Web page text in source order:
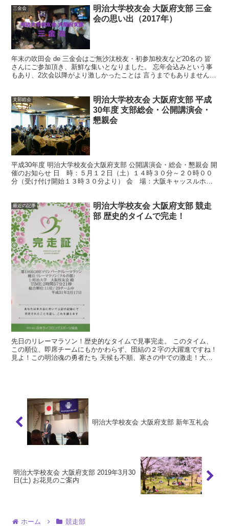
三金会
明治大学校友会 大阪府支部 三金
会の思い出（2017年）
年末の吹田会 de 三金会はご無沙汰校友・初参加校友など20名の 皆
さんにご参加頂き、新鮮な集いとなりました。 忘年会込みという事
もあり、2次会以降がより激しかったことは 言うまでもありません
支部総会
明治大学校友会 大阪府支部 平成
30年度 支部総会・公開講演会・
懇親会
平成30年度 明治大学校友会大阪府支部 公開講演会・総会・懇親会 開
催のお知らせ 日 時：５月１２日（土）１４時３０分～２０時００
分（受け付け開始１３時３０分より） 会 場：大阪キャッスルホテ
最近の記事
明治大学校友会 大阪府支部 競走
部 歴史的タイムで完走！
先日のリレーマラソン！歴史的なタイムで見事完走。 このタイム、
この順位、即席チームにもかかわらず、団結の２字の大躍進ですね！
見よ！この明治魂の勇者たち 天候も不順、寒さの中での激走！大野
明治大学校友会 大阪府支部 新年互礼会
明治大学校友会 大阪府支部 2019年3月30
日(土) お花見のご案内
ホーム 競走部